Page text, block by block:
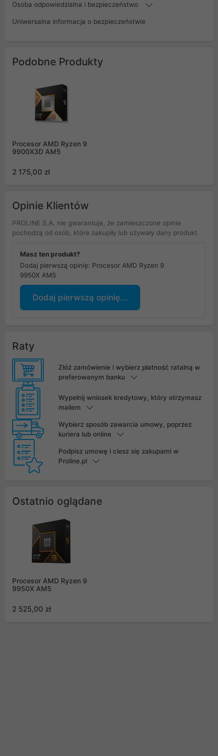
Osoba odpowiedzialna i bezpieczeństwo
Uniwersalna informacja o bezpieczeństwie
Podobne Produkty
Procesor AMD Ryzen 9
9900X3D AM5
2 175,00 zł
Opinie Klientów
PROLINE S.A. nie gwarantuje, że zamieszczone opinie
pochodzą od osób, które zakupiły lub używały dany produkt.
Masz ten produkt?
Dodaj pierwszą opinię: Procesor AMD Ryzen 9
9950X AM5
Dodaj pierwszą opinię...
Raty
Złóż zamówienie i wybierz płatność ratalną w
preferowanym banku
Wypełnij wniosek kredytowy, który otrzymasz
mailem
Wybierz sposób zawarcia umowy, poprzez
kuriera lub online
Podpisz umowę i ciesz się zakupami w
Proline.pl
Ostatnio oglądane
Procesor AMD Ryzen 9
9950X AM5
2 525,00 zł